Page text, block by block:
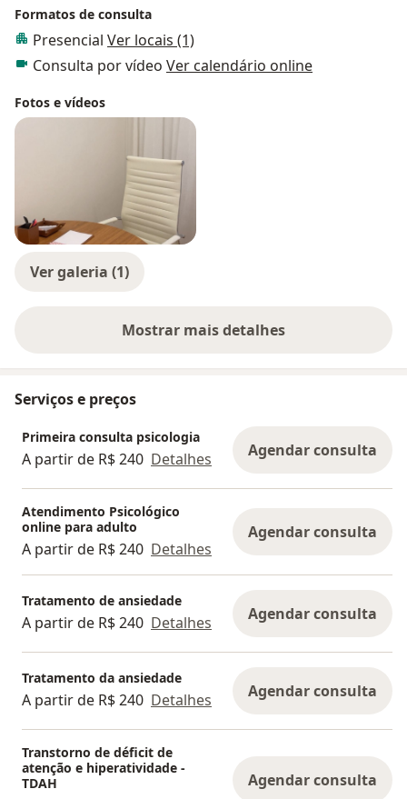
Formatos de consulta
Presencial Ver locais (1)
Consulta por vídeo Ver calendário online
Fotos e vídeos
Ver galeria (1)
Mostrar mais detalhes
sobre a experiência
Serviços e preços
Primeira consulta psicologia
A partir de R$ 240 Detalhes Agendar consulta
Atendimento Psicológico
online para adulto
A partir de R$ 240 Detalhes
Agendar consulta
Tratamento de ansiedade
A partir de R$ 240 Detalhes Agendar consulta
Tratamento da ansiedade
A partir de R$ 240 Detalhes Agendar consulta
Transtorno de déficit de
atenção e hiperatividade -
TDAH
Agendar consulta